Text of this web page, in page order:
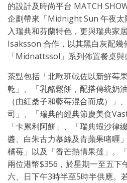
的設計及時尚平台 MATCH
企劃帶來「Midnight Sun 午夜太
入瑞典和芬蘭特色，更與瑞典家
Isaksson 合作，以其黑白灰配幾
「Midnattssol」系列佈置餐桌與
茶點包括「北歐班戟佐以新鮮莓
乾」、「乳酪鬆餅，配搭傳統奶
（由紅桑子和藍莓混合而成）」
司」、「瑞典的經典節慶美食
「卡累利阿餅」、「瑞典蝦沙律
醬、白朱古力慕絲及青蘋果啫喱
橘莓」以及「香芒熱情果撻」。
兩位港幣$356，於星期一至五下
六、日下午3時半至5時半供應。